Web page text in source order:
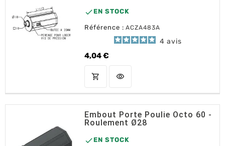
 EN STOCK
Référence : ACZA483A
4avis
4,04 €
Prix
shopping_cart AJOUTER AU PANIER
visibility
Embout Porte Poulie Octo 60 -
Roulement Ø28
 EN STOCK